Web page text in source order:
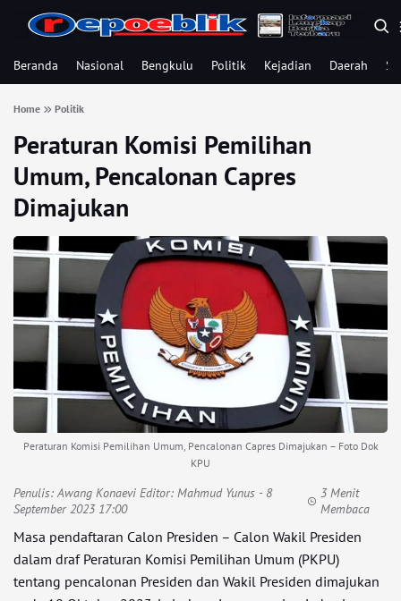
Beranda Nasional Bengkulu Politik Kejadian Daerah
Home Politik
Peraturan Komisi Pemilihan
Umum, Pencalonan Capres
Dimajukan
Peraturan Komisi Pemilihan Umum, Pencalonan Capres Dimajukan – Foto Dok
KPU
Penulis:Awang Konaevi Editor: Mahmud Yunus - 8
September 2023 17:00
3 Menit
Membaca
Masa pendaftaran Calon Presiden – Calon Wakil Presiden
dalam draf Peraturan Komisi Pemilihan Umum (PKPU)
tentang pencalonan Presiden dan Wakil Presiden dimajukan